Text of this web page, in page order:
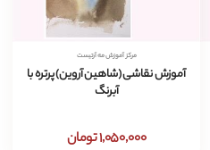
مرکز آموزش مه آرتیست
آموزش نقاشی (شاهین آروین) پرتره با
آبرنگ
1,050,000 تومان